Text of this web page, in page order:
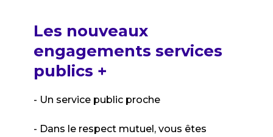
Les nouveaux
engagements services
publics +
- Un service public proche
- Dans le respect mutuel, vous êtes